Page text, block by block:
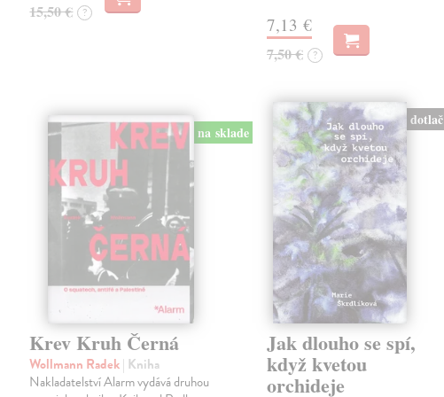
15,50 € ?
7,13 €
7,50 € ?
na sklade
Krev Kruh Černá
Wollmann Radek| Kniha
Nakladatelství Alarm vydává druhou
dotlač
Jak dlouho se spí,
když kvetou
orchideje